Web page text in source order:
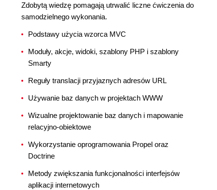
Zdobytą wiedzę pomagają utrwalić liczne ćwiczenia do
samodzielnego wykonania.
Podstawy użycia wzorca MVC
Moduły, akcje, widoki, szablony PHP i szablony
Smarty
Reguły translacji przyjaznych adresów URL
Używanie baz danych w projektach WWW
Wizualne projektowanie baz danych i mapowanie
relacyjno-obiektowe
Wykorzystanie oprogramowania Propel oraz
Doctrine
Metody zwiększania funkcjonalności interfejsów
aplikacji internetowych